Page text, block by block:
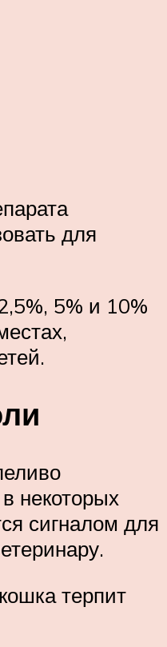
для
5% и 10%
некоторых
сигналом для
терпит